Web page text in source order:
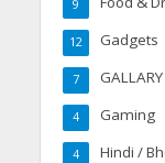
9
Gadgets
12
GALLARY
7
Gaming
4
Hindi /
4